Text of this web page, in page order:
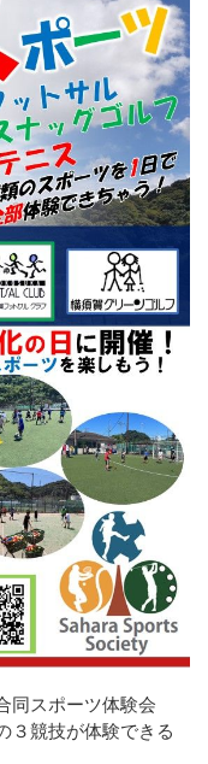
同スポーツ体験会
３競技が体験できる